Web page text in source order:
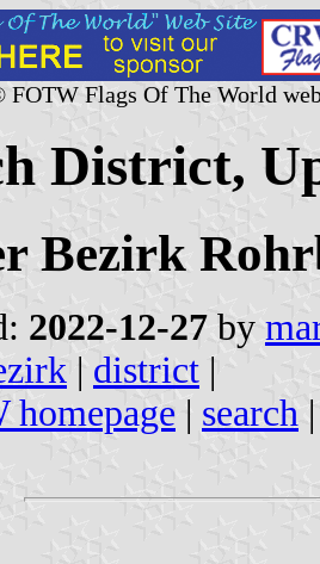
FOTW Flags Of The World
District,
Bezirk
2022-12-27 by
| district |
homepage | search